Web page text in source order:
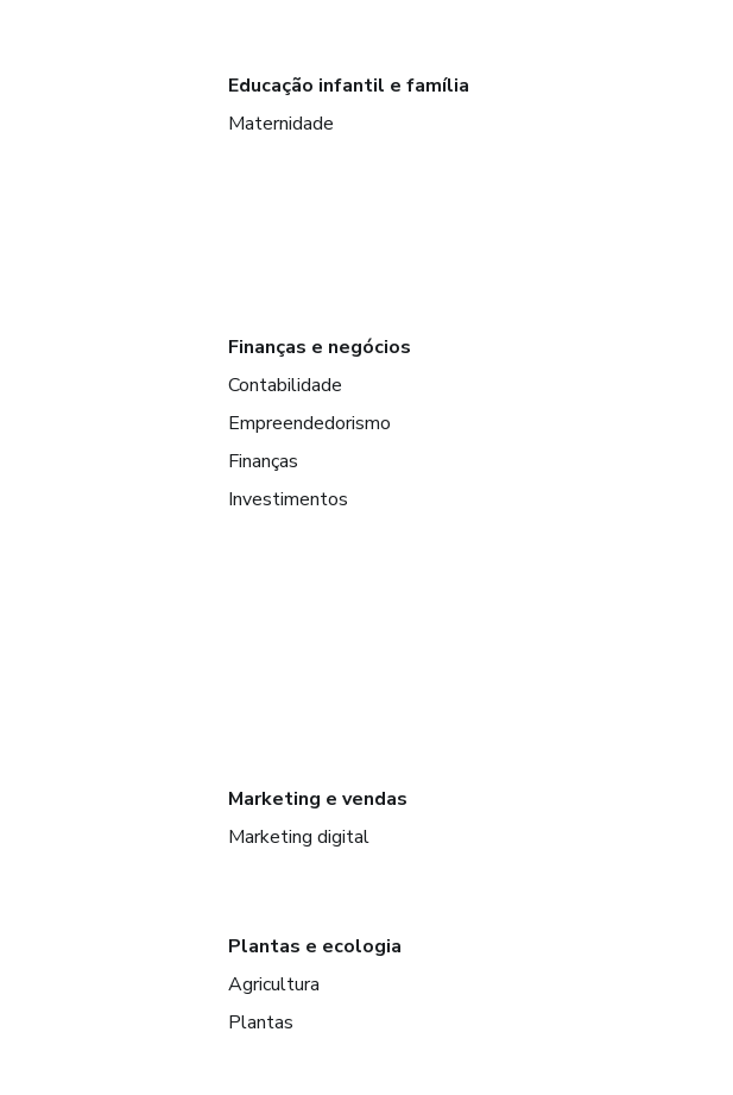
Educação infantil e família
Maternidade
Finanças e negócios
Contabilidade
Empreendedorismo
Finanças
Investimentos
Marketing e vendas
Marketing digital
Plantas e ecologia
Agricultura
Plantas